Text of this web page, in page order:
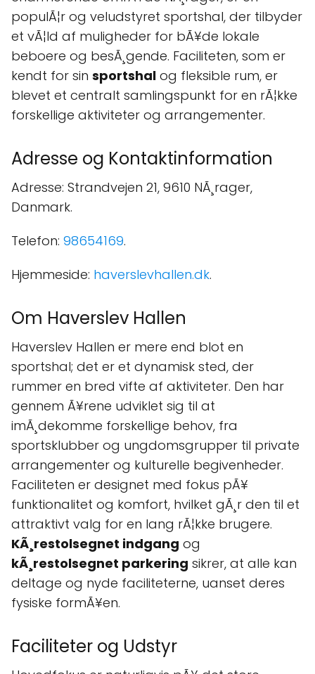
populÃ¦r og veludstyret sportshal, der tilbyder
et vÃ¦ld af muligheder for bÃ¥de lokale
beboere og besÃ¸gende. Faciliteten, som er
kendt for sin sportshal og fleksible rum, er
blevet et centralt samlingspunkt for en rÃ¦kke
forskellige aktiviteter og arrangementer.
Adresse og Kontaktinformation
Adresse: Strandvejen 21, 9610 NÃ¸rager,
Danmark.
Telefon: 98654169.
Hjemmeside: haverslevhallen.dk.
Om Haverslev Hallen
Haverslev Hallen er mere end blot en
sportshal; det er et dynamisk sted, der
rummer en bred vifte af aktiviteter. Den har
gennem Ã¥rene udviklet sig til at
imÃ¸dekomme forskellige behov, fra
sportsklubber og ungdomsgrupper til private
arrangementer og kulturelle begivenheder.
Faciliteten er designet med fokus pÃ¥
funktionalitet og komfort, hvilket gÃ¸r den til et
attraktivt valg for en lang rÃ¦kke brugere.
KÃ¸restolsegnet indgang og
kÃ¸restolsegnet parkering sikrer, at alle kan
deltage og nyde faciliteterne, uanset deres
fysiske formÃ¥en.
Faciliteter og Udstyr